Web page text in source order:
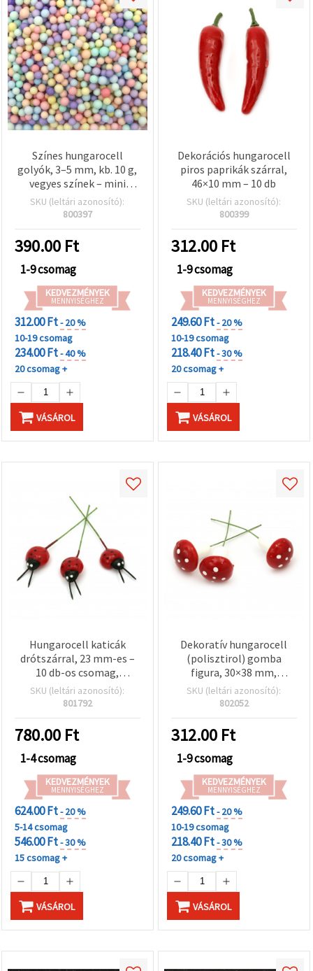
Színes hungarocell
golyók, 3–5 mm, kb. 10 g,
vegyes színek – mini
habgolyók kézműves, DIY,
esküvői és ünnepi
SKU (leltári azonosító):
800397
390.00 Ft
1-9 csomag
KEDVEZMÉNYEK
MENNYISÉGHEZ
312.00 Ft- 20 %
10-19 csomag
234.00 Ft- 40 %
20 csomag +
VÁSÁROL
Dekorációs hungarocell
piros paprikák szárral,
46×10 mm – 10 db
SKU (leltári azonosító):
800399
312.00 Ft
1-9 csomag
KEDVEZMÉNYEK
MENNYISÉGHEZ
249.60 Ft- 20 %
10-19 csomag
218.40 Ft- 30 %
20 csomag +
VÁSÁROL
Hungarocell katicák
drótszárral, 23 mm-es –
10 db-os csomag,
dekorációs beszúrók DIY
virágkötészethez,
és ünnepi dekorációhoz
SKU (leltári azonosító):
801792
780.00 Ft
1-4 csomag
KEDVEZMÉNYEK
MENNYISÉGHEZ
624.00 Ft- 20 %
5-14 csomag
546.00 Ft- 30 %
15 csomag +
VÁSÁROL
Dekoratív hungarocell
(polisztirol) gomba
figura, 30×38 mm,
drótszárral – 5 db
SKU (leltári azonosító):
802052
312.00 Ft
1-9 csomag
KEDVEZMÉNYEK
MENNYISÉGHEZ
249.60 Ft- 20 %
10-19 csomag
218.40 Ft- 30 %
20 csomag +
VÁSÁROL